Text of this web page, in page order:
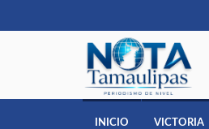
INICIO VICTORIA